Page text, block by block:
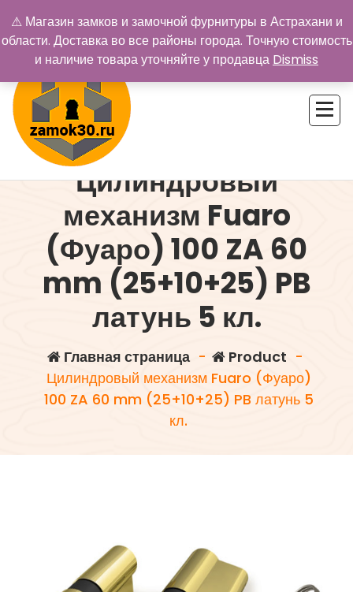
содержимому
Цилиндровый
механизм Fuaro
(Фуаро) 100 ZA 60
mm (25+10+25) PB
латунь 5 кл.
Главная страница - Product -
Цилиндровый механизм Fuaro (Фуаро)
100 ZA 60 mm (25+10+25) PB латунь 5
кл.
⚠ Магазин замков и замочной фурнитуры в Астрахани и
области. Доставка во все районы города. Точную стоимость
и наличие товара уточняйте у продавца Dismiss